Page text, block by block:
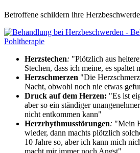
Betroffene schildern ihre
Herzstechen: "Plötzlich aus
Stechen, dass ich meine, es
Herzschmerzen "Die
Nacht, obwohl noch nie etwas
Druck auf dem Herzen: "Es ist
aber so ein ständiger
nicht entkommen kann"
Herzrhythmusstörungen: "Mein
wieder, dann machts plötzlich
10 Jahre so, aber ich kann mich
macht mir immer noch Angst"